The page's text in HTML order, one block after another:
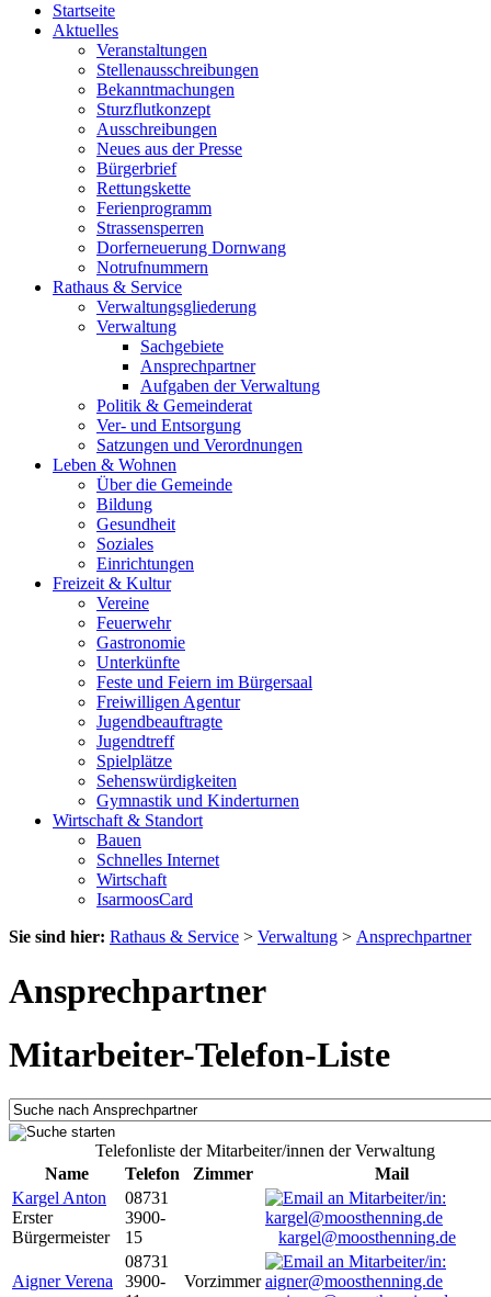
Startseite
Aktuelles
Veranstaltungen
Stellenausschreibungen
Bekanntmachungen
Sturzflutkonzept
Ausschreibungen
Neues aus der Presse
Bürgerbrief
Rettungskette
Ferienprogramm
Strassensperren
Dorferneuerung Dornwang
Notrufnummern
Rathaus & Service
Verwaltungsgliederung
Verwaltung
Sachgebiete
Ansprechpartner
Aufgaben der Verwaltung
Politik & Gemeinderat
Ver- und Entsorgung
Satzungen und Verordnungen
Leben & Wohnen
Über die Gemeinde
Bildung
Gesundheit
Soziales
Einrichtungen
Freizeit & Kultur
Vereine
Feuerwehr
Gastronomie
Unterkünfte
Feste und Feiern im Bürgersaal
Freiwilligen Agentur
Jugendbeauftragte
Jugendtreff
Spielplätze
Sehenswürdigkeiten
Gymnastik und Kinderturnen
Wirtschaft & Standort
Bauen
Schnelles Internet
Wirtschaft
IsarmoosCard
Sie sind hier: Rathaus & Service > Verwaltung > Ansprechpartner
Ansprechpartner
Mitarbeiter-Telefon-Liste
Telefonliste der Mitarbeiter/innen der Verwaltung
Name
Telefon Zimmer
Mail
Kargel Anton
Erster
Bürgermeister
08731
3900-
15
kargel@moosthenning.de
Aigner Verena
08731
3900-
Vorzimmer